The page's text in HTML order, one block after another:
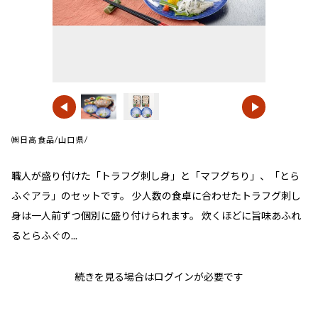
㈱日高食品/山口県/
職人が盛り付けた「トラフグ刺し身」と「マフグちり」、「とら
ふぐアラ」のセットです。 少人数の食卓に合わせたトラフグ刺し
身は一人前ずつ個別に盛り付けられます。 炊くほどに旨味あふれ
るとらふぐの...
続きを見る場合はログインが必要です